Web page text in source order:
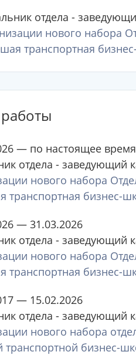
отдела -
нового набора
транспортная
— по настоящее время
отдела - заведующий
нового набора
транспортная бизнес-
— 31.03.2026
отдела - заведующий
нового набора
транспортная бизнес-
— 15.02.2026
отдела - заведующий
нового набора
бизнес-